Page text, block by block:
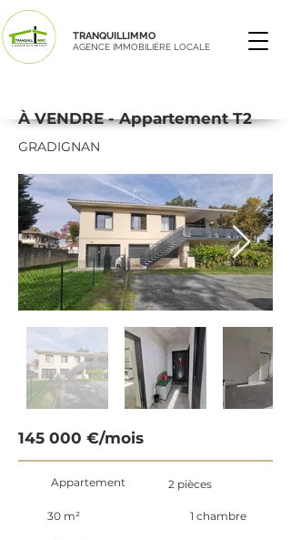
TRANQUILLIMMO
AGENCE IMMOBILIÈRE LOCALE
À VENDRE - Appartement T2
GRADIGNAN
145 000 €/mois
Appartement 2 pièces
30 m² 1 chambre